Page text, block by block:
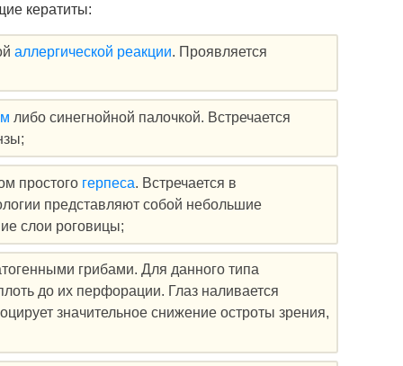
кератиты:
аллергической реакции. Проявляется
либо синегнойной палочкой. Встречается
простого герпеса. Встречается в
представляют собой небольшие
слои роговицы;
грибами. Для данного типа
до их перфорации. Глаз наливается
значительное снижение остроты зрения,